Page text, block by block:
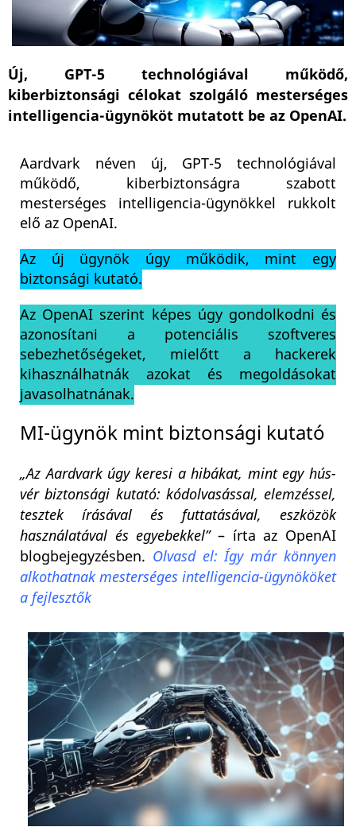
Új, GPT-5 technológiával működő,
kiberbiztonsági célokat szolgáló mesterséges
intelligencia-ügynököt mutatott be az OpenAI.
Aardvark néven új, GPT-5 technológiával
működő, kiberbiztonságra szabott
mesterséges intelligencia-ügynökkel rukkolt
elő az OpenAI.
Az új ügynök úgy működik, mint egy
biztonsági kutató.
Az OpenAI szerint képes úgy gondolkodni és
azonosítani a potenciális szoftveres
sebezhetőségeket, mielőtt a hackerek
kihasználhatnák azokat és megoldásokat
javasolhatnának.
MI-ügynök mint biztonsági kutató
„Az Aardvark úgy keresi a hibákat, mint egy hús-
vér biztonsági kutató: kódolvasással, elemzéssel,
tesztek írásával és futtatásával, eszközök
használatával és egyebekkel”– írta az OpenAI
blogbejegyzésben. Olvasd el: Így már könnyen
alkothatnak mesterséges intelligencia-ügynököket
a fejlesztők